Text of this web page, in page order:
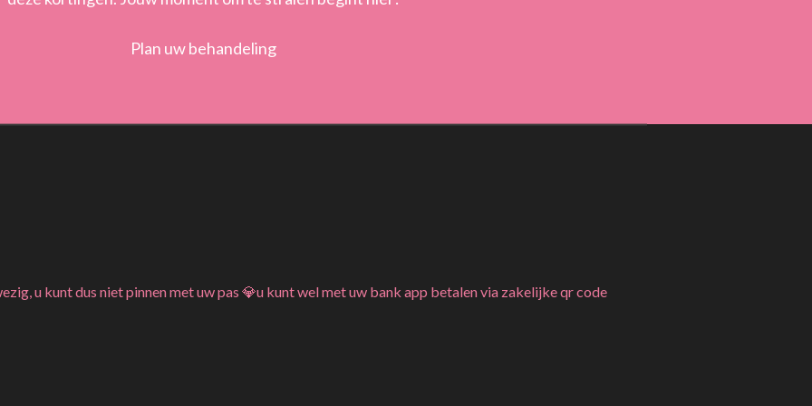
Plan uw behandeling
u kunt dus niet pinnen met uw pas 💎u kunt wel met uw bank app betalen via zakelijke qr code